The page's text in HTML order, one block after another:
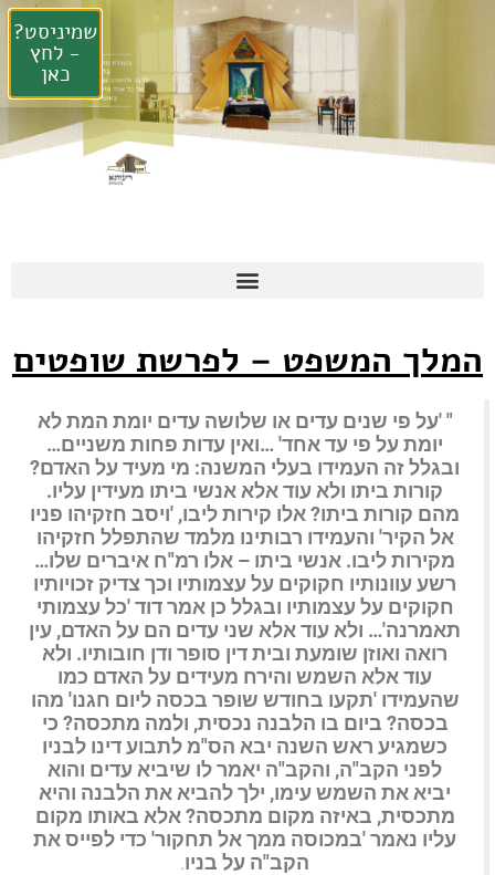
המלך המשפט – לפרשת שופטים
" 'על פי שנים עדים או שלושה עדים יומת המת לא
יומת על פי עד אחד' …ואין עדות פחות משניים…
ובגלל זה העמידו בעלי המשנה: מי מעיד על האדם?
קורות ביתו ולא עוד אלא אנשי ביתו מעידין עליו.
מהם קורות ביתו? אלו קירות ליבו, 'ויסב חזקיהו פניו
אל הקיר' והעמידו רבותינו מלמד שהתפלל חזקיהו
מקירות ליבו. אנשי ביתו – אלו רמ"ח איברים שלו…
רשע עוונותיו חקוקים על עצמותיו וכך צדיק זכויותיו
חקוקים על עצמותיו ובגלל כן אמר דוד 'כל עצמותי
תאמרנה'… ולא עוד אלא שני עדים הם על האדם, עין
רואה ואוזן שומעת ובית דין סופר ודן חובותיו. ולא
עוד אלא השמש והירח מעידים על האדם כמו
שהעמידו 'תקעו בחודש שופר בכסה ליום חגנו' מהו
בכסה? ביום בו הלבנה נכסית, ולמה מתכסה? כי
כשמגיע ראש השנה יבא הס"מ לתבוע דינו לבניו
לפני הקב"ה, והקב"ה יאמר לו שיביא עדים והוא
יביא את השמש עימו, ילך להביא את הלבנה והיא
מתכסית, באיזה מקום מתכסה? אלא באותו מקום
עליו נאמר 'במכוסה ממך אל תחקור' כדי לפייס את
הקב"ה על בניו.
שמיניסט?
- לחץ
כאן